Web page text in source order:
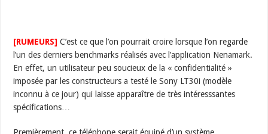
[RUMEURS] C’est ce que l’on pourrait croire lorsque l’on regarde
l’un des derniers benchmarks réalisés avec l’application Nenamark.
En effet, un utilisateur peu soucieux de la « confidentialité »
imposée par les constructeurs a testé le Sony LT30i (modèle
inconnu à ce jour) qui laisse apparaître de très intéresssantes
spécifications…